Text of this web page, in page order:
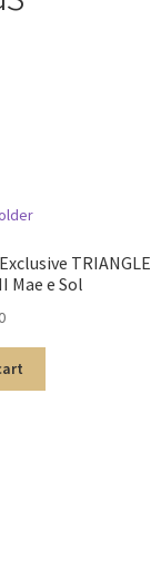
TRIANGLE
Mae e Sol